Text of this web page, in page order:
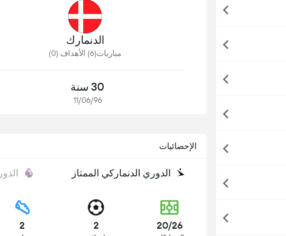
الدنمارك
مباريات(6) الأهداف (0)
30 سنة
11/06/96
الإحصائيات
الدوري الدنماركي الممتاز
20/26
2
2